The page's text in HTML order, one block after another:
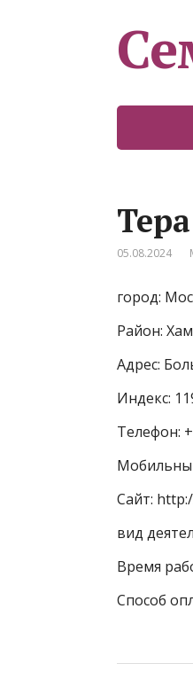
05.08.2024
город:
Район:
Адрес:
Индекс:
Телефон:
Сайт:
вид
Время
Способ